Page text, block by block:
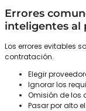
Errores
inteligentes al
Los errores evitables
contratación.
Elegir
Ignorar los
Omisión de los
Pasar por alto